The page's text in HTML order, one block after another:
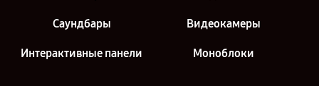
Саундбары Видеокамеры
Интерактивные панели Моноблоки